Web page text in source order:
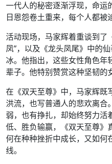
一代人的秘密逐渐浮现，命运
日恩怨卷土重来，每个人都被
活动现场，马家辉着重谈到了
凤”，以及《龙头凤尾》中的
冰。他指出，这些女性角色年
辈子。他特别赞赏这种坚韧的
在《双天至尊》中，马家辉既
洪流，也写普通人的悲欢离
弱，也有挣扎，却始终努力活
低、胜负输赢，《双天至尊》
何在种种挫折中成长，又如何
线。